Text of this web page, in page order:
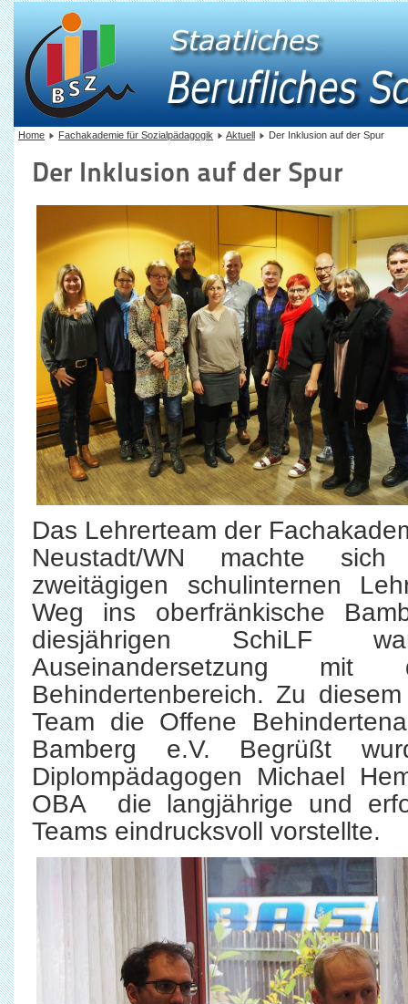
Home Fachakademie für Sozialpädagogik Aktuell Der Inklusion auf der Spur
Der Inklusion auf der Spur
Das Lehrerteam der
Neustadt/WN machte
zweitägigen schulinternen
Weg ins oberfränkische
diesjährigen SchiLF
Auseinandersetzung
Behindertenbereich. Zu
Team die Offene
Bamberg e.V. Begrüßt
Diplompädagogen Michael
OBA die langjährige und
Teams eindrucksvoll vorstellte.